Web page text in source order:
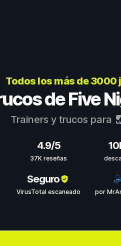
Todos los más de
de Five
Trainers y trucos para
4.9/5
37K reseñas
Seguro
VirusTotal escaneado por